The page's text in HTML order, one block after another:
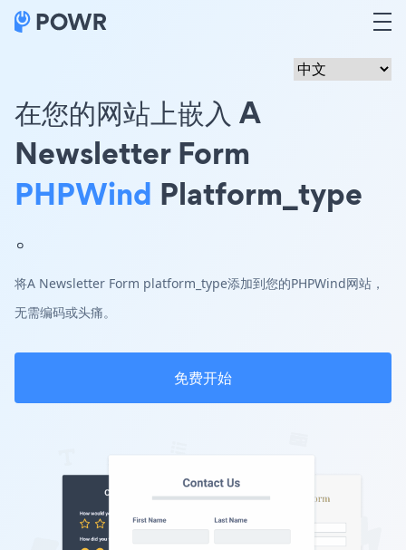
在您的网站上嵌入 A
Newsletter Form
PHPWind Platform_type
。
将A Newsletter Form platform_type添加到您的PHPWind网站，
无需编码或头痛。
免费开始